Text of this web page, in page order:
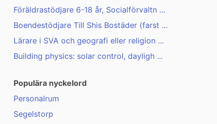
Föräldrastödjare 6-18 år, Socialförvaltn ...
Boendestödjare Till Shis Bostäder (farst ...
Lärare i SVA och geografi eller religion ...
Building physics: solar control, dayligh ...
Populära nyckelord
Personalrum
Segelstorp